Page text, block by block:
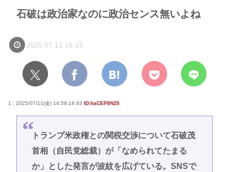
石破は政治家なのに政治センス無いよね
2025.07.11 16:15
1 : 2025/07/11(金) 14:59:18.93 ID:haCEF8NZ0
トランプ米政権との関税交渉について石破茂
首相（自民党総裁）が「なめられてたまる
か」とした発言が波紋を広げている。SNSで